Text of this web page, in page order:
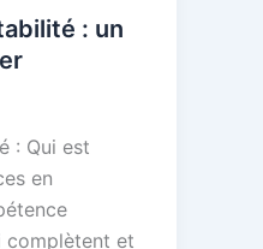
: un
: Qui est
en
complètent et